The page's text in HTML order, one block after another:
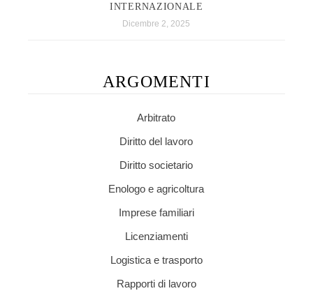
INTERNAZIONALE
Dicembre 2, 2025
ARGOMENTI
Arbitrato
Diritto del lavoro
Diritto societario
Enologo e agricoltura
Imprese familiari
Licenziamenti
Logistica e trasporto
Rapporti di lavoro